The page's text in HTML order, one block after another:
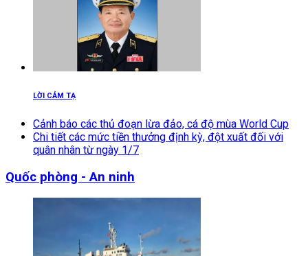
LỜI CẢM TẠ
Cảnh báo các thủ đoạn lừa đảo, cá độ mùa World Cup
Chi tiết các mức tiền thưởng định kỳ, đột xuất đối với
quân nhân từ ngày 1/7
Quốc phòng - An ninh